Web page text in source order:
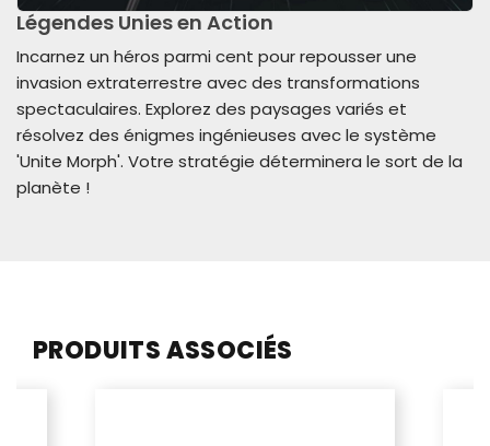
Légendes Unies en Action
Incarnez un héros parmi cent pour repousser une
invasion extraterrestre avec des transformations
spectaculaires. Explorez des paysages variés et
résolvez des énigmes ingénieuses avec le système
'Unite Morph'. Votre stratégie déterminera le sort de la
planète !
PRODUITS ASSOCIÉS